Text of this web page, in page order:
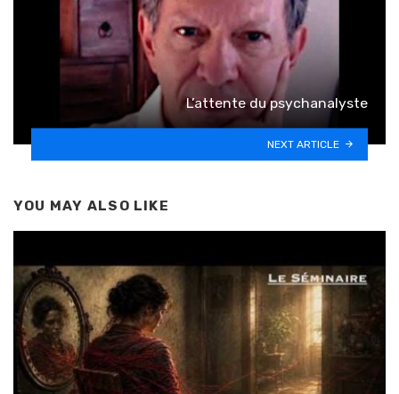
L’attente du psychanalyste
NEXT ARTICLE
YOU MAY ALSO LIKE